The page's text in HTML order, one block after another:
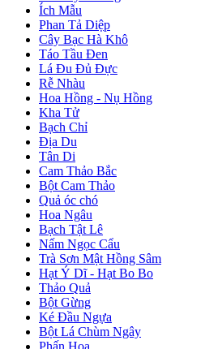
Ích Mẫu
Phan Tả Diệp
Cây Bạc Hà Khô
Táo Tầu Đen
Lá Đu Đủ Đực
Rễ Nhàu
Hoa Hồng - Nụ Hồng
Kha Tử
Bạch Chỉ
Địa Du
Tân Di
Cam Thảo Bắc
Bột Cam Thảo
Quả óc chó
Hoa Ngâu
Bạch Tật Lê
Nấm Ngọc Cẩu
Trà Sơn Mật Hồng Sâm
Hạt Ý Dĩ - Hạt Bo Bo
Thảo Quả
Bột Gừng
Ké Đầu Ngựa
Bột Lá Chùm Ngây
Phấn Hoa